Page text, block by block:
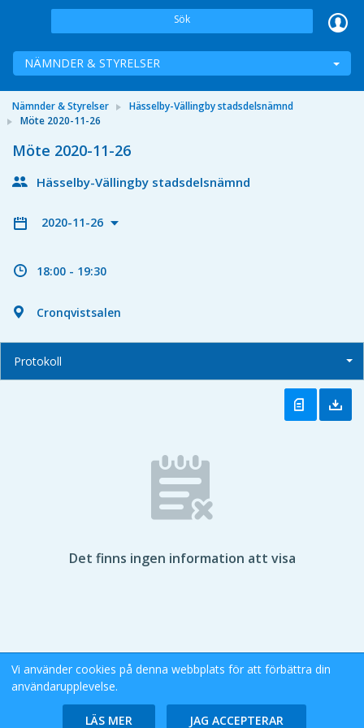
Sök
NÄMNDER & STYRELSER
Nämnder & Styrelser
Hässelby-Vällingby stadsdelsnämnd
Möte 2020-11-26
Möte 2020-11-26
Hässelby-Vällingby stadsdelsnämnd
2020-11-26
18:00 - 19:30
Cronqvistsalen
Protokoll
Det finns ingen information att visa
Stockholms Stad eDok Meetings
Tillgänglighetsredogörelse
Vi använder cookies på denna webbplats för att förbättra din
användarupplevelse.